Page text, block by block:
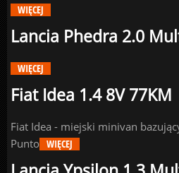
WIĘCEJ
Lancia Phedra 2.0
WIĘCEJ
Fiat Idea 1.4 8V 77KM
Fiat Idea - miejski minivan
Punto WIĘCEJ